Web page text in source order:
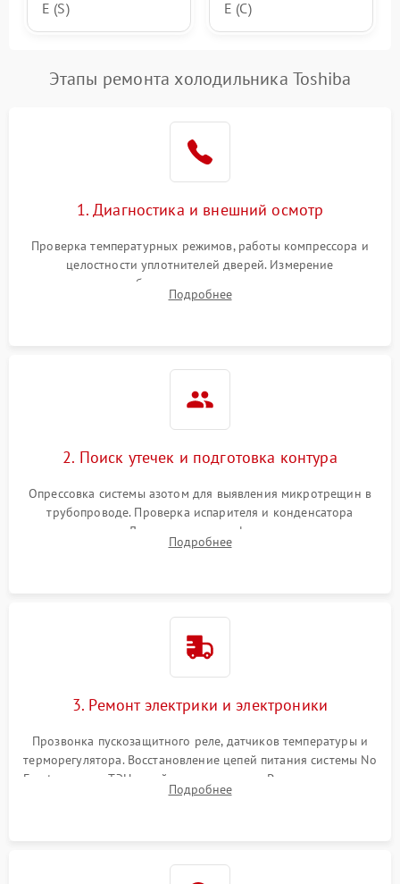
E (S) E (C)
Этапы ремонта холодильника Toshiba
1. Диагностика и внешний осмотр
Проверка температурных режимов, работы компрессора и
целостности уплотнителей дверей. Измерение
сопротивления обмоток мотора, проверка термостата и
считывание кодов ошибок с электронного дисплея.
Подробнее
2. Поиск утечек и подготовка контура
Опрессовка системы азотом для выявления микротрещин в
трубопроводе. Проверка испарителя и конденсатора
течеискателем. Демонтаж старого фильтра-осушителя и
продувка капиллярной трубки для устранения засоров.
Подробнее
3. Ремонт электрики и электроники
Прозвонка пускозащитного реле, датчиков температуры и
терморегулятора. Восстановление цепей питания системы No
Frost, включая ТЭН оттайки и вентилятор. Ремонт или замена
платы управления при сбоях алгоритмов.
Подробнее